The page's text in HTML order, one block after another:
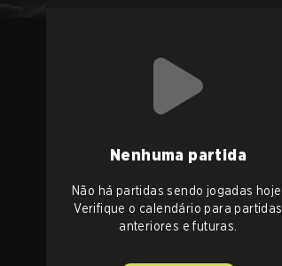
Nenhuma partida
Não há partidas sendo jogadas hoje.
Verifique o calendário para partidas
anteriores e futuras.